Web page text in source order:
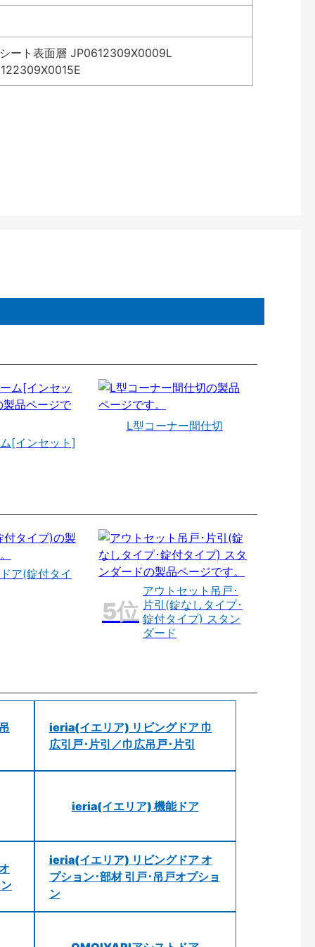
ート表面層 JP0612309X0009L
[インセット]
L型コーナー間仕切
ア(錠付タイ
アウトセット吊戸･
片引(錠なしタイプ･
錠付タイプ) スタン
ダード
ieria(イエリア) リビングドア 巾
広引戸･片引／巾広吊戸･片引
ieria(イエリア) 機能ドア
ieria(イエリア) リビングドア オ
プション･部材 引戸･吊戸オプショ
ン